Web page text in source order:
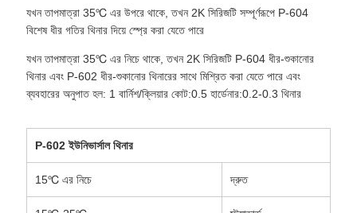
যখন তাপমাত্রা 35℃ এর উপরে থাকে, তখন 2K সিরিজটি সম্পূর্ণরূপে P-604
বিশেষ ধীর গতির থিনার দিয়ে স্প্রে করা যেতে পারে
যখন তাপমাত্রা 35℃ এর নিচে থাকে, তখন 2K সিরিজটি P-604 ধীর-শুকানোর
থিনার এবং P-602 ধীর-শুকানোর থিনারের সাথে মিশ্রিত করা যেতে পারে এবং
ব্যবহারের অনুপাত হল: 1 বার্নিশ/ক্লিয়ার কোট:0.5 হার্ডেনার:0.2-0.3 থিনার
P-602 ইউনিভার্সাল থিনার
15℃ এর নিচে দ্রুত